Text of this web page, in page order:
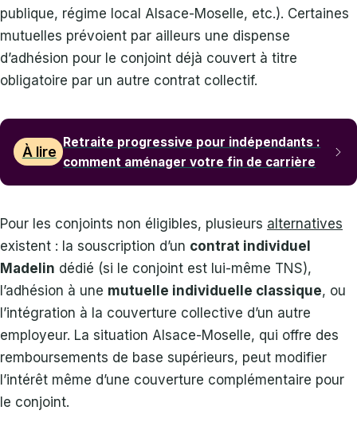
publique, régime local Alsace-Moselle, etc.). Certaines
mutuelles prévoient par ailleurs une dispense
d’adhésion pour le conjoint déjà couvert à titre
obligatoire par un autre contrat collectif.
À lire
Retraite progressive pour indépendants :
comment aménager votre fin de carrière
Pour les conjoints non éligibles, plusieurs alternatives
existent : la souscription d’un contrat individuel
Madelin dédié (si le conjoint est lui-même TNS),
l’adhésion à une mutuelle individuelle classique, ou
l’intégration à la couverture collective d’un autre
employeur. La situation Alsace-Moselle, qui offre des
remboursements de base supérieurs, peut modifier
l’intérêt même d’une couverture complémentaire pour
le conjoint.